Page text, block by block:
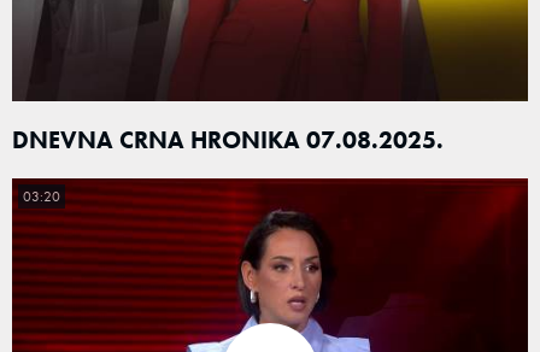
DNEVNA CRNA HRONIKA 07.08.2025.
03:20